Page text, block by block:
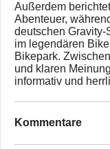
Außerdem
Abenteuer,
deutschen
im legendären
Bikepark.
und klaren
informativ und
Kommentare